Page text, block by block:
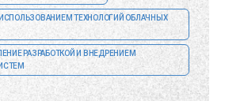
ИСПОЛЬЗОВАНИЕМ ТЕХНОЛОГИЙ ОБЛАЧНЫХ
РАЗРАБОТКОЙ И ВНЕДРЕНИЕМ